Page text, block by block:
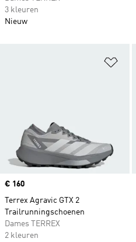
Price
€ 160
Terrex Agravic GTX 2
Trailrunningschoenen
Dames TERREX
2 kleuren
3 kleuren
Nieuw